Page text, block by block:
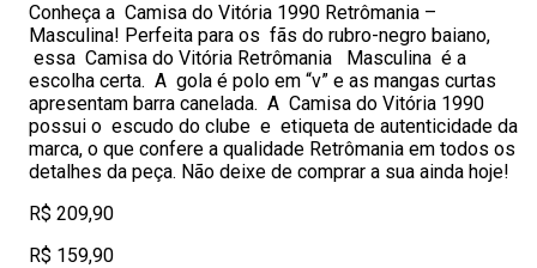
Conheça a Camisa do Vitória 1990 Retrômania –
Masculina! Perfeita para os fãs do rubro-negro baiano,
essa Camisa do Vitória Retrômania Masculina é a
escolha certa. A gola é polo em “v” e as mangas curtas
apresentam barra canelada. A Camisa do Vitória 1990
possui o escudo do clube e etiqueta de autenticidade da
marca, o que confere a qualidade Retrômania em todos os
detalhes da peça. Não deixe de comprar a sua ainda hoje!
R$ 209,90
R$ 159,90